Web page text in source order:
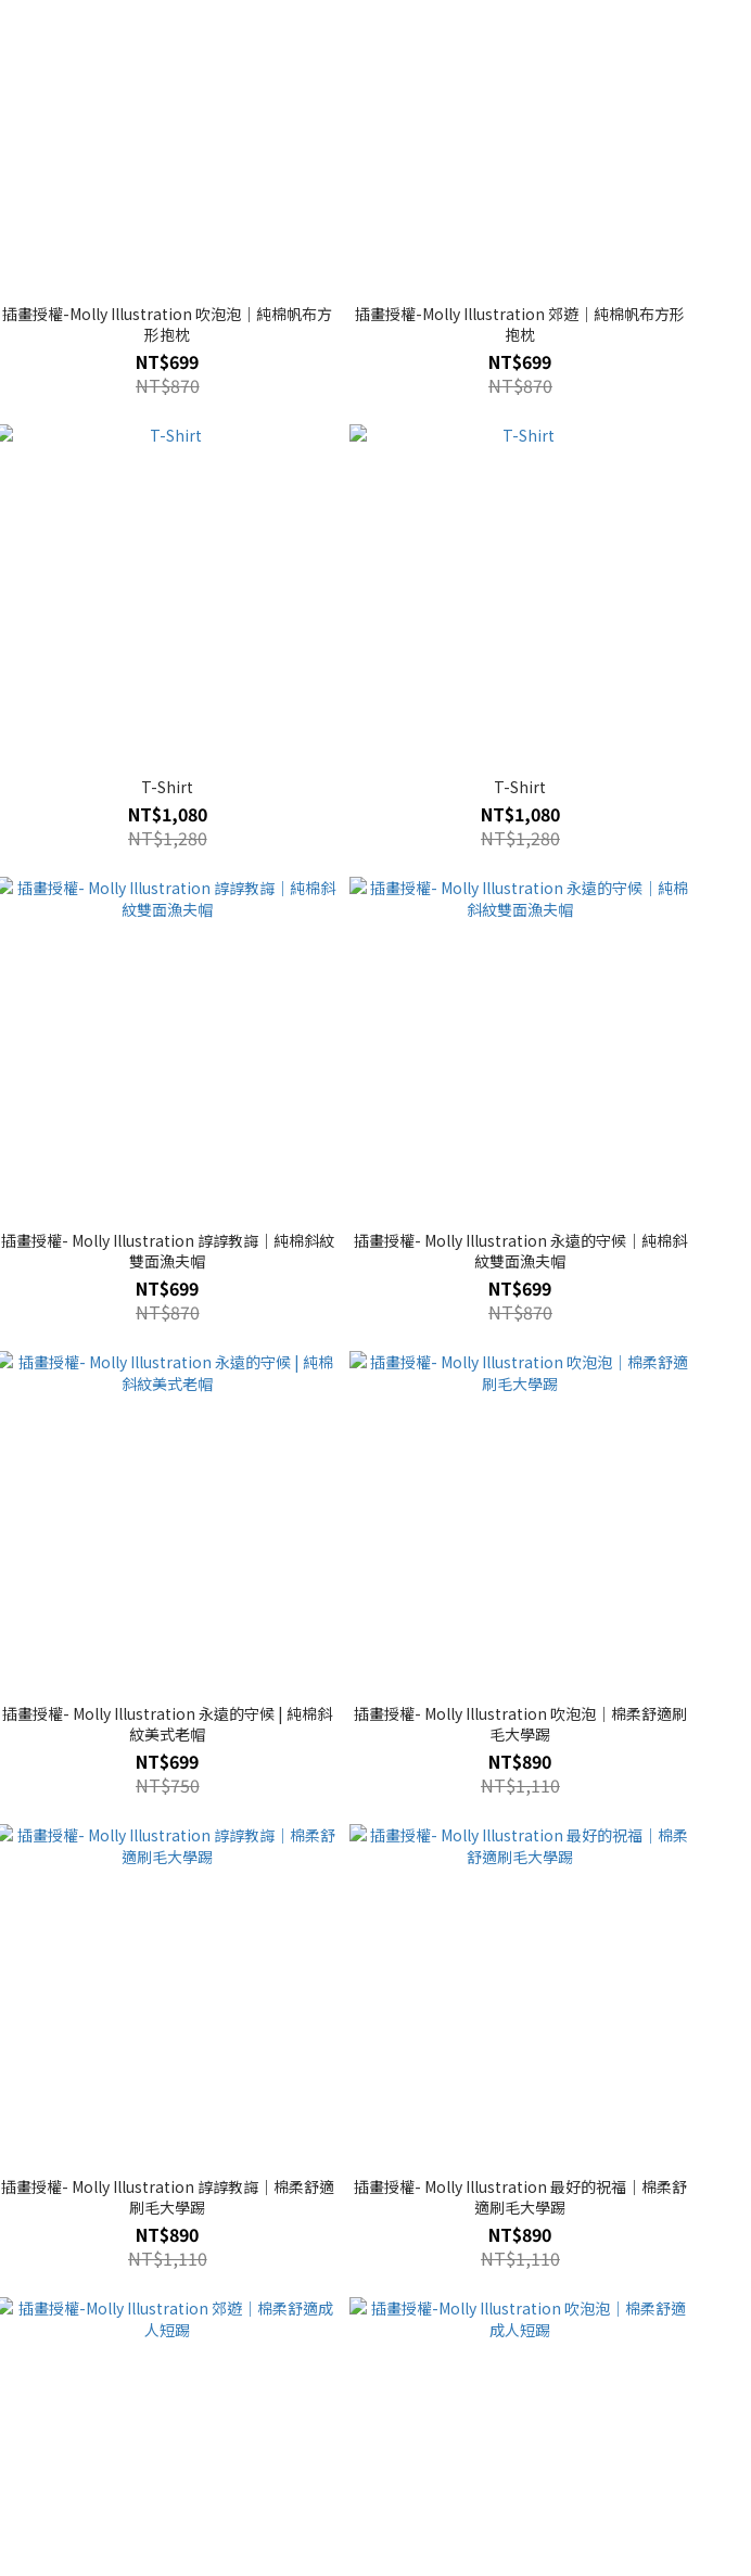
插畫授權-Molly Illustration 吹泡泡｜純棉帆布方
形抱枕
NT$699
NT$870
插畫授權-Molly Illustration 郊遊｜純棉帆布方形
抱枕
NT$699
NT$870
T-Shirt
NT$1,080
NT$1,280
T-Shirt
NT$1,080
NT$1,280
插畫授權- Molly Illustration 諄諄教誨｜純棉斜紋
雙面漁夫帽
NT$699
NT$870
插畫授權- Molly Illustration 永遠的守候｜純棉斜
紋雙面漁夫帽
NT$699
NT$870
插畫授權- Molly Illustration 永遠的守候 | 純棉斜
紋美式老帽
NT$699
NT$750
插畫授權- Molly Illustration 吹泡泡｜棉柔舒適刷
毛大學踢
NT$890
NT$1,110
插畫授權- Molly Illustration 諄諄教誨｜棉柔舒適
刷毛大學踢
NT$890
NT$1,110
插畫授權- Molly Illustration 最好的祝福｜棉柔舒
適刷毛大學踢
NT$890
NT$1,110